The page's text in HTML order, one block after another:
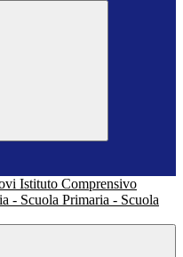
Istituto Comprensivo
- Scuola Primaria - Scuola